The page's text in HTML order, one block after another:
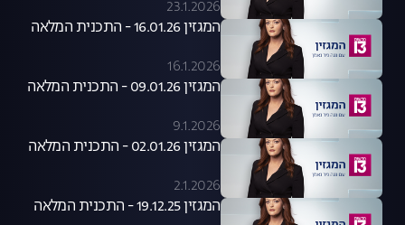
23.1.2026
המגזין 16.01.26 - התכנית המלאה
16.1.2026
המגזין 09.01.26 - התכנית המלאה
9.1.2026
המגזין 02.01.26 - התכנית המלאה
2.1.2026
המגזין 19.12.25 - התכנית המלאה